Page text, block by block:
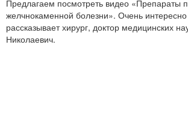
Предлагаем посмотреть видео «Препараты
желчнокаменной болезни». Очень
рассказывает хирург, доктор медицинских
Николаевич.